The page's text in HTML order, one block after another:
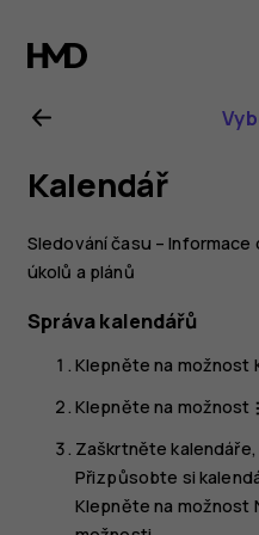
příručka
k telefonu
Nokia 6
Kalendář
Sledování času –
úkolů a plánů
Správa kalendářů
Klepněte na možnost
Klepněte na možnost
Zaškrtněte
Přizpůsobte si
Klepněte na možnost